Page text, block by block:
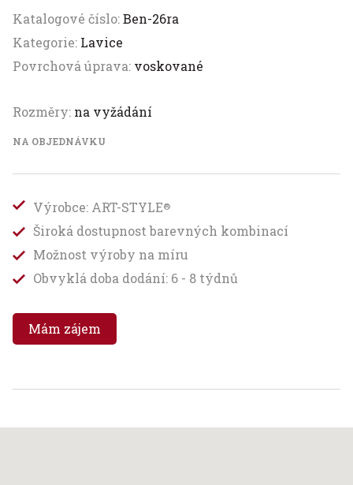
Katalogové číslo:Ben-26ra
Kategorie: Lavice
Povrchová úprava: voskované
Rozměry: na vyžádání
NA OBJEDNÁVKU
Výrobce: ART-STYLE®
Široká dostupnost barevných kombinací
Možnost výroby na míru
Obvyklá doba dodání: 6 - 8 týdnů
Mám zájem